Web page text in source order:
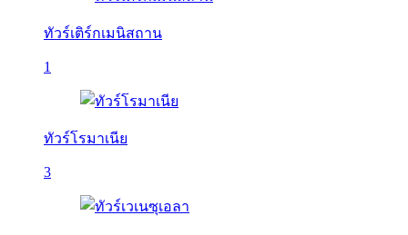
ทัวร์เติร์กเมนิสถาน
1
ทัวร์โรมาเนีย
3